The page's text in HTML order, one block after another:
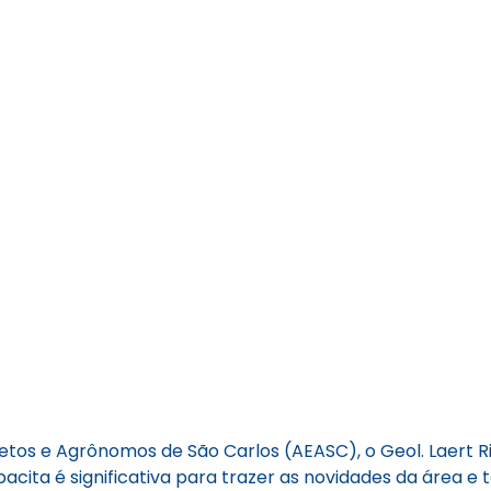
e Agrônomos de São Carlos (AEASC), o Geol.
é significativa para trazer as novidades da área